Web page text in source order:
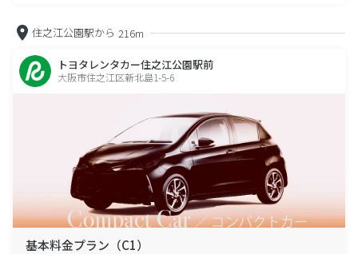
住之江公園駅から 216m
トヨタレンタカー住之江公園駅前
大阪市住之江区新北島1-5-6
基本料金プラン（C1）